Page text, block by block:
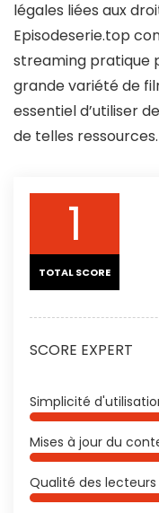
légales liées aux
Episodeserie.top
streaming pratique
grande variété de
essentiel d’utiliser
de telles ressources.
1
TOTAL SCORE
SCORE EXPERT
Simplicité
Mises à jour du
Qualité des lecteurs